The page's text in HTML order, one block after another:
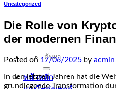
ค้นหา:
หน้าหลัก
Uncategorized
Die Rolle von
der modernen
Posted on 17/06/2025 by admin
In den letzten Jahren hat die
grundlegende Transformation